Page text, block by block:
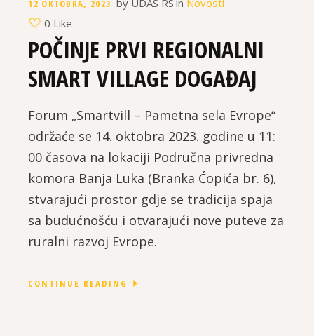
12 OKTOBRA, 2023
0 Like
POČINJE PRVI REGIONALNI
SMART VILLAGE DOGAĐAJ
Forum „Smartvill – Pametna sela Evrope“
održaće se 14. oktobra 2023. godine u 11:
00 časova na lokaciji Područna privredna
komora Banja Luka (Branka Ćopića br. 6),
stvarajući prostor gdje se tradicija spaja
sa budućnošću i otvarajući nove puteve za
ruralni razvoj Evrope.
CONTINUE READING